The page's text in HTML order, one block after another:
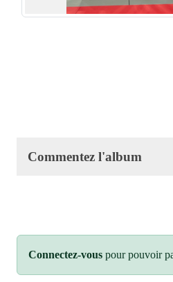
Commentez l'album
Connectez-vous pour pouvoir